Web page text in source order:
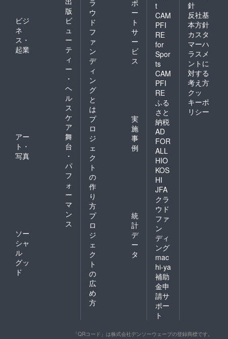
版
ビジ
ネ
ス・
起業
ビ
ュ
ー
テ
ィ
ー
・
ヘ
ル
ス
ケ
ア
アー
ト・
写真
舞
台
・
パ
フ
ォ
ー
マ
ン
ス
ソー
シャ
ル
グッ
ド
ラ
ウ
ド
フ
ァ
ン
デ
ィ
ン
グ
と
は
ポ
ー
ト
サ
ー
ビ
ス
プ
ロ
ジ
ェ
ク
ト
の
作
り
方
実
施
事
例
プ
ロ
ジ
ェ
ク
ト
の
広
め
方
統
計
デ
ー
タ
t
CAM
PFI
RE
for
Spor
ts
CAM
PFI
RE
ふる
さと
納税
AD
FOR
ALL
HIO
KOS
HI
JFA
クラ
ウド
ファ
ン
ディ
ング
mac
hi-ya
補助
金申
請サ
ポー
ト
針
反社基
本方針
カスタ
マーハ
ラスメ
ントに
対する
考え方
クッ
キーポ
リシー
「QRコード」は株式会社デンソーウェーブの登録商標です。